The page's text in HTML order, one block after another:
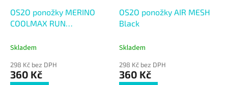
OS2O ponožky MERINO
COOLMAX RUN
Skladem
298 Kč bez DPH
360 Kč
OS2O ponožky AIR MESH
Black
Skladem
298 Kč bez DPH
360 Kč